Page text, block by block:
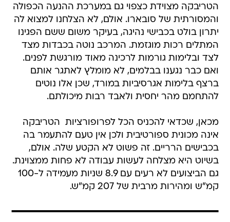
הטריבקה מצוידת כצפוי גם במערכת ההנעה הכפולה
והמסורתית של סובארו. אולם, לא הצלחנו למצוא לה
יתרון בולט בכבישי נהיגה, בעיקר משום ששם הפגינו
המתלים רכות מוגזמת. המרכב נוטה בכבדות מצד
לצד ובלימות גורמות לרכינה מאוד מורגשת לפנים.
ואם כבר נגענו בבלמים, לא מומלץ לאתגר אותם
ברצף בלימות אגרסיביות במורד, שכן אלו נוטים
להתחמם מהר יחסית ולאבד רבות מיכולתם.
מכאן, שכדאי להכניס הכל לפרופורציות  הטריבקה
אינה מכונית ספורטיבית ולכן אין טעם להתעמר בה
בכבישים הרריים. זה פשוט לא הקטע שלה. אולם,
בשיוט היא מצלחה לעשות עבודה לא פחות ממצוינת.
גם הביצועים לא רעים עם 8.9 שניות מעמידה ל-100
קמ"ש ומהירות מרבית של 207 קמ"ש.